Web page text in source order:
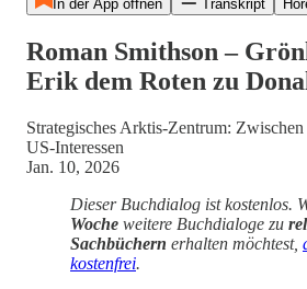
In der App öffnen Transkript
Roman Smithson –
Erik dem Roten zu
Strategisches Arktis-Zentrum:
US-Interessen
Jan. 10, 2026
Dieser Buchdialog ist kostenlos.
Woche weitere Buchdialoge zu
Sachbüchern erhalten möchtest,
kostenfrei.